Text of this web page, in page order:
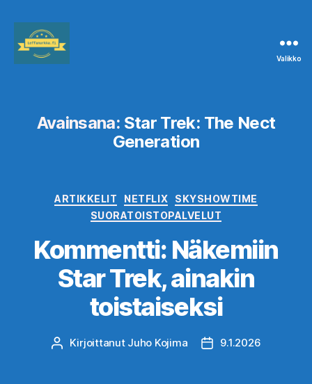
Valikko
Avainsana: Star Trek: The Nect
Generation
Kategoriat
ARTIKKELIT NETFLIX
SKYSHOWTIME
SUORATOISTOPALVELUT
Kommentti: Näkemiin
Star Trek, ainakin
toistaiseksi
Kirjoittaja
Kirjoittanut Juho Kojima Julkaisupäivämäärä
9.1.2026